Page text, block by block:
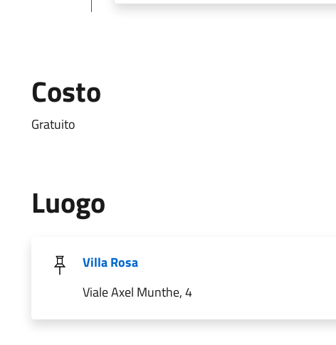
Costo
Gratuito
Luogo
Villa Rosa
Viale Axel Munthe, 4